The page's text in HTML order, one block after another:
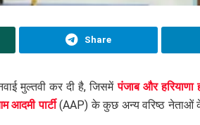
Share
मुल्तवी कर दी है, जिसमेंपंजाब और हरियाणा
आदमी पार्टी(AAP) के कुछ अन्य वरिष्ठ